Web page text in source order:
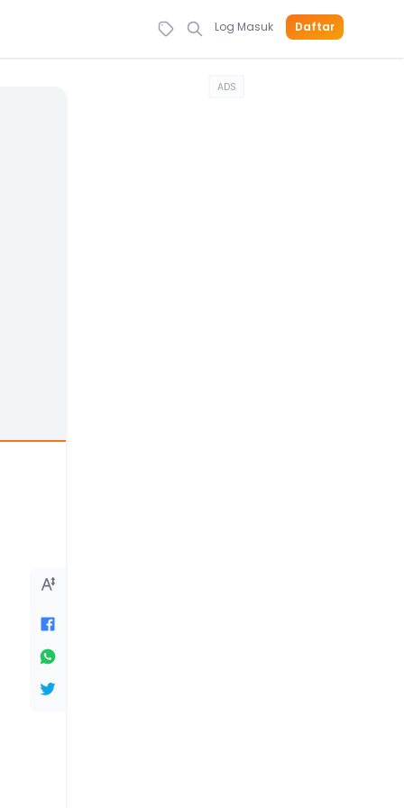
Log Masuk Daftar
ADS